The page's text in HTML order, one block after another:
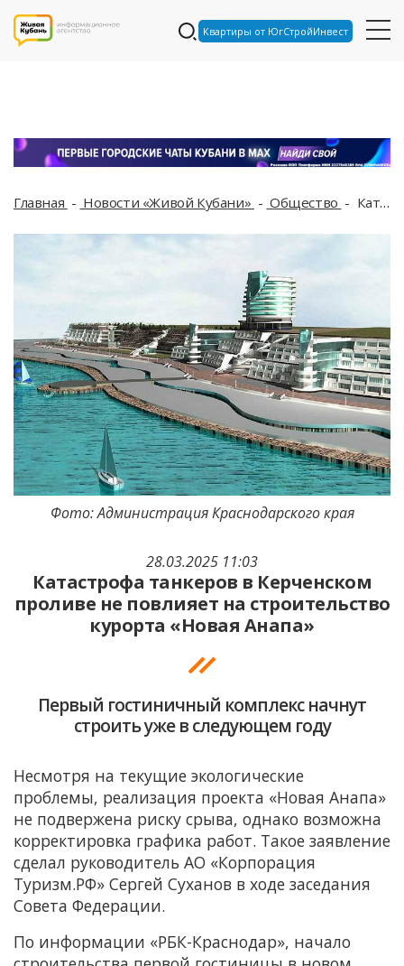
Квартиры от ЮгСтройИнвест
Главная Новости «Живой Кубани» Общество Катастрофа танкеров в Керченском проливе не повлияет на строительство курорта «Новая Анапа»
28.03.2025 11:03
Катастрофа танкеров в Керченском
проливе не повлияет на строительство
курорта «Новая Анапа»
Первый гостиничный комплекс начнут
строить уже в следующем году
Фото: Администрация Краснодарского края
Несмотря на текущие экологические
проблемы, реализация проекта «Новая Анапа»
не подвержена риску срыва, однако возможна
корректировка графика работ. Такое заявление
сделал руководитель АО «Корпорация
Туризм.РФ» Сергей Суханов в ходе заседания
Совета Федерации.
По информации «РБК-Краснодар», начало